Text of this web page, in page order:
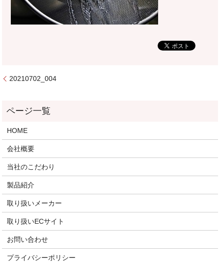
20210702_004
HOME
会社概要
当社のこだわり
製品紹介
取り扱いメーカー
取り扱いECサイト
お問い合わせ
プライバシーポリシー